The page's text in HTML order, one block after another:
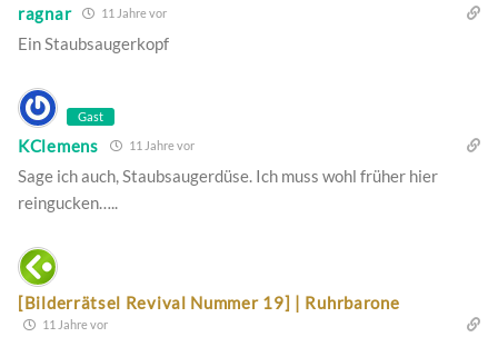
ragnar 11 Jahre vor
Ein Staubsaugerkopf
Gast
KClemens 11 Jahre vor
Sage ich auch, Staubsaugerdüse. Ich muss wohl früher hier
reingucken…..
[Bilderrätsel Revival Nummer 19] | Ruhrbarone
11 Jahre vor